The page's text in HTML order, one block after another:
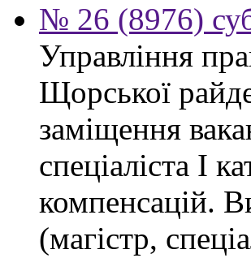
№ 26 (8976)
Управління
Щорської
заміщення
спеціаліста І
компенсацій.
(магістр,